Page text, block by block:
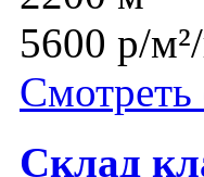
5600 р/
Склад